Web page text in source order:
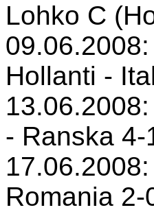
Lohko C
Hollanti -
- Ranska 4-
Romania 2-